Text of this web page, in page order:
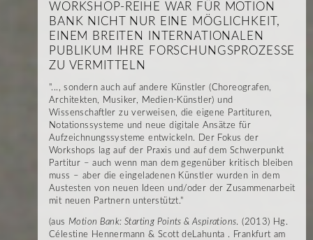
WORKSHOP-REIHE WAR FÜR MOTION
BANK NICHT NUR EINE MÖGLICHKEIT,
EINEM BREITEN INTERNATIONALEN
PUBLIKUM IHRE FORSCHUNGSPROZESSE
ZU VERMITTELN
"..., sondern auch auf andere Künstler (Choreografen,
Architekten, Musiker, Medien-Künstler) und
Wissenschaftler zu verweisen, die eigene Partituren,
Notationssysteme und neue digitale Ansätze für
Aufzeichnungssysteme entwickeln. Der Fokus der
Workshops lag auf der Praxis und auf dem Schwerpunkt
Partitur – auch wenn man dem gegenüber kritisch bleiben
muss – aber die eingeladenen Künstler wurden in dem
Austesten von neuen Ideen und/oder der Zusammenarbeit
mit neuen Partnern unterstützt."
(aus Motion Bank: Starting Points & Aspirations. (2013) Hg.
Célestine Hennermann & Scott deLahunta . Frankfurt am